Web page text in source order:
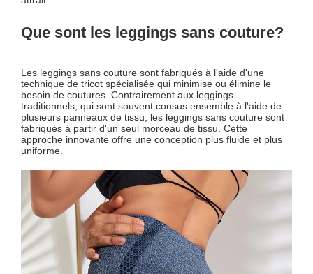
Que sont les leggings sans couture?
Les leggings sans couture sont fabriqués à l'aide d'une
technique de tricot spécialisée qui minimise ou élimine le
besoin de coutures. Contrairement aux leggings
traditionnels, qui sont souvent cousus ensemble à l'aide de
plusieurs panneaux de tissu, les leggings sans couture sont
fabriqués à partir d'un seul morceau de tissu. Cette
approche innovante offre une conception plus fluide et plus
uniforme.